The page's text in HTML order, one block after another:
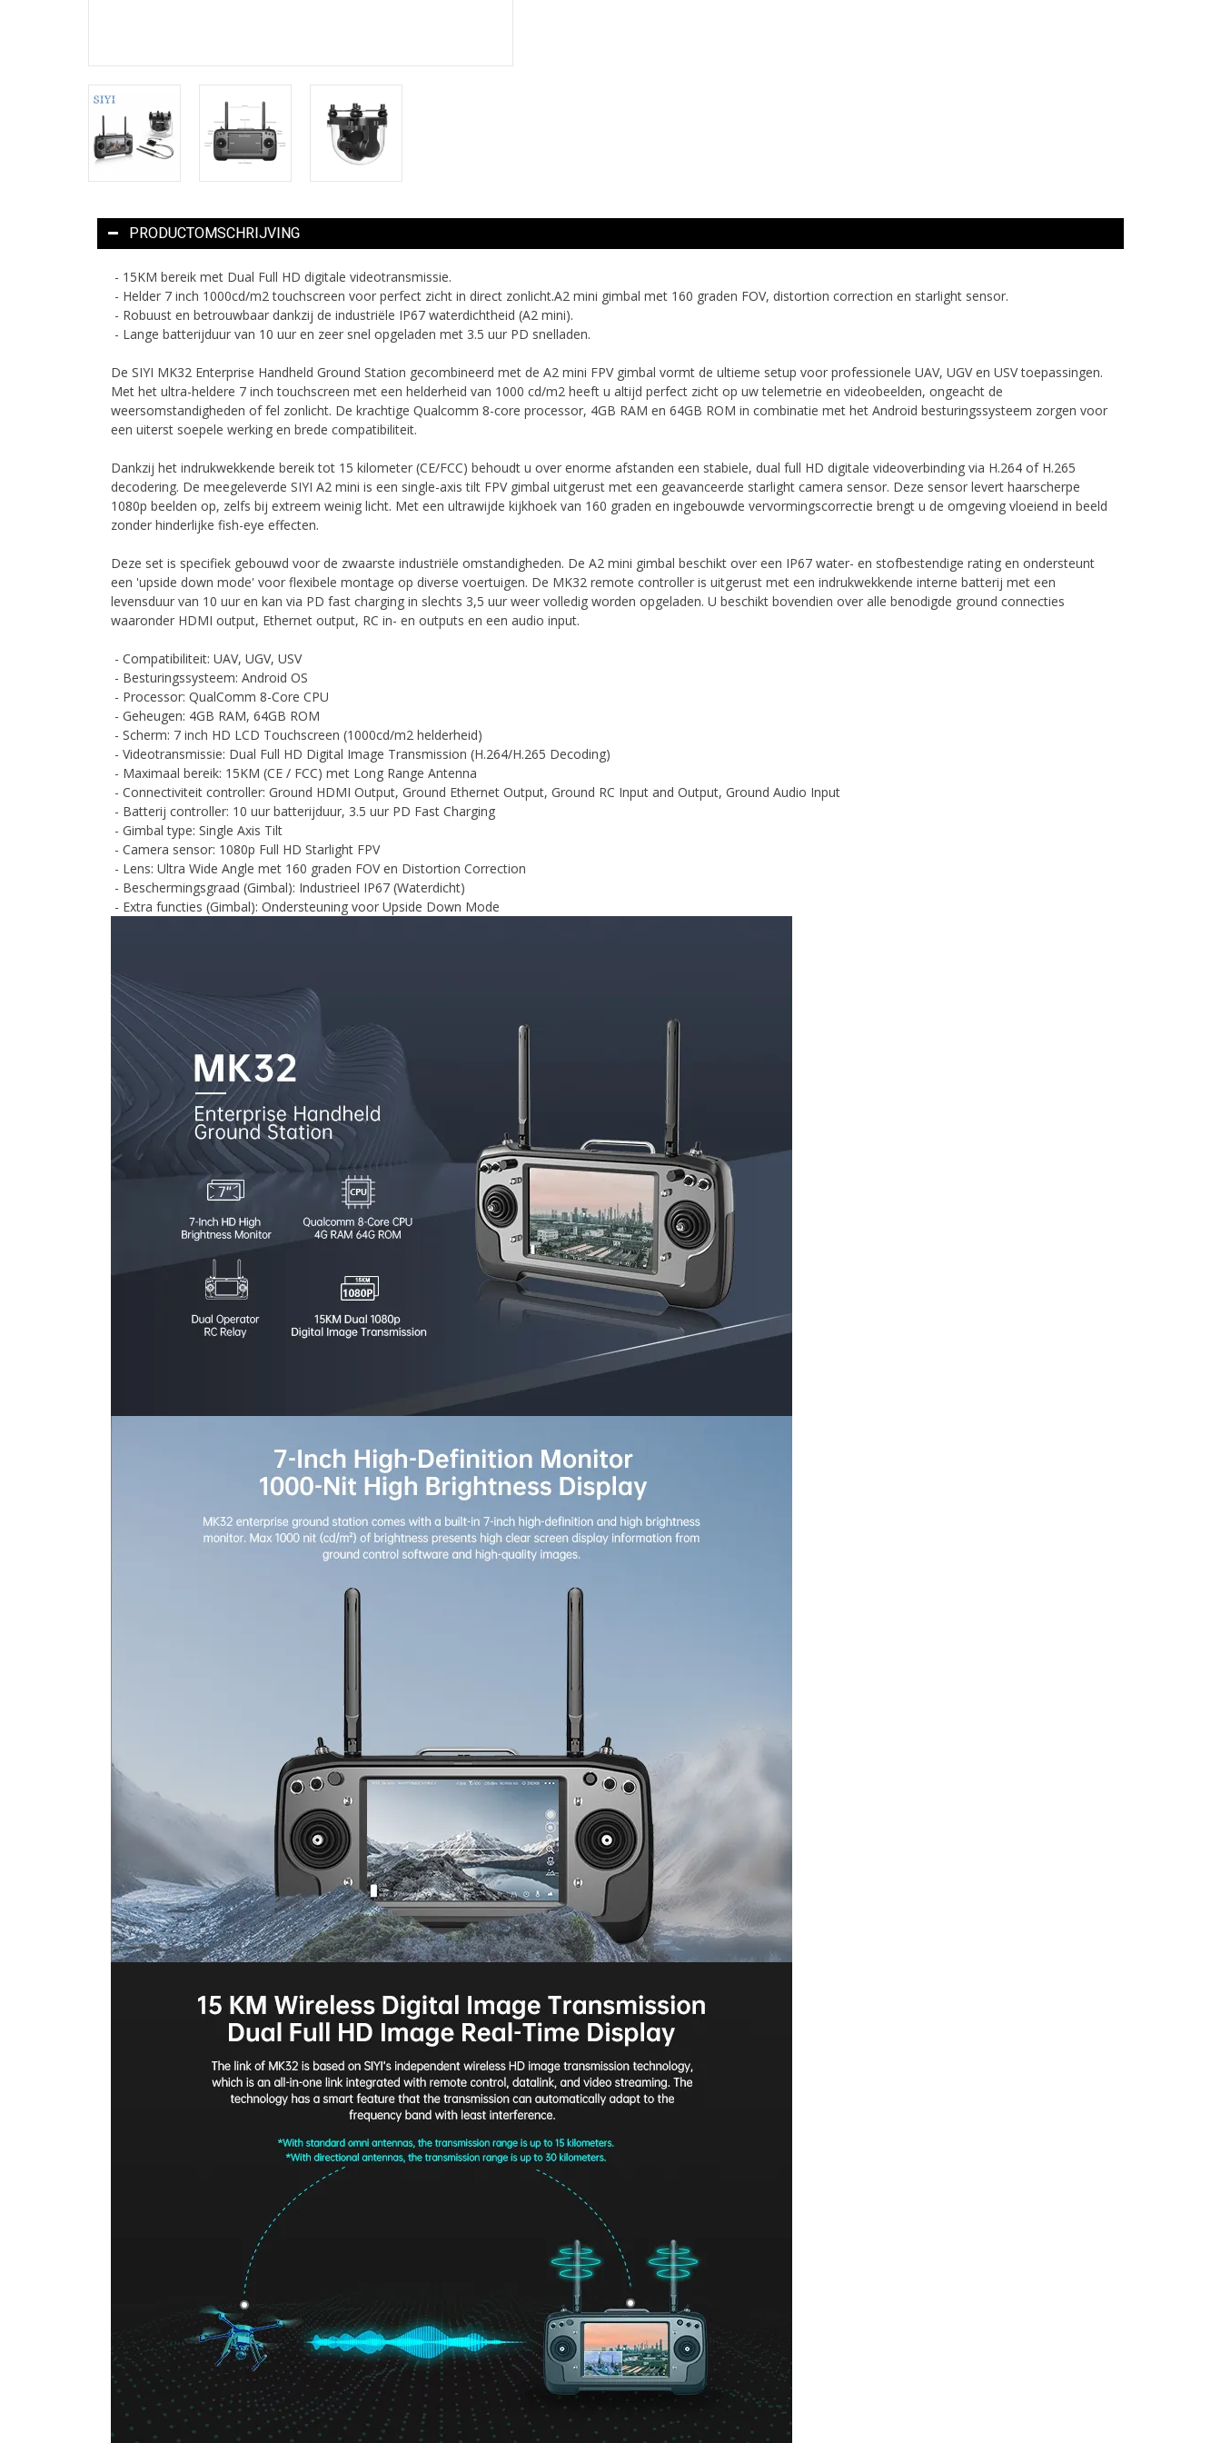
PRODUCTOMSCHRIJVING
- 15KM bereik met Dual Full HD digitale videotransmissie.
- Helder 7 inch 1000cd/m2 touchscreen voor perfect zicht in direct zonlicht.A2 mini gimbal met 160 graden FOV, distortion correction en starlight sensor.
- Robuust en betrouwbaar dankzij de industriële IP67 waterdichtheid (A2 mini).
- Lange batterijduur van 10 uur en zeer snel opgeladen met 3.5 uur PD snelladen.
De SIYI MK32 Enterprise Handheld Ground Station gecombineerd met de A2 mini FPV gimbal vormt de ultieme setup voor professionele UAV, UGV en USV toepassingen.
Met het ultra-heldere 7 inch touchscreen met een helderheid van 1000 cd/m2 heeft u altijd perfect zicht op uw telemetrie en videobeelden, ongeacht de
weersomstandigheden of fel zonlicht. De krachtige Qualcomm 8-core processor, 4GB RAM en 64GB ROM in combinatie met het Android besturingssysteem zorgen voor
een uiterst soepele werking en brede compatibiliteit.
Dankzij het indrukwekkende bereik tot 15 kilometer (CE/FCC) behoudt u over enorme afstanden een stabiele, dual full HD digitale videoverbinding via H.264 of H.265
decodering. De meegeleverde SIYI A2 mini is een single-axis tilt FPV gimbal uitgerust met een geavanceerde starlight camera sensor. Deze sensor levert haarscherpe
1080p beelden op, zelfs bij extreem weinig licht. Met een ultrawijde kijkhoek van 160 graden en ingebouwde vervormingscorrectie brengt u de omgeving vloeiend in beeld
zonder hinderlijke fish-eye effecten.
Deze set is specifiek gebouwd voor de zwaarste industriële omstandigheden. De A2 mini gimbal beschikt over een IP67 water- en stofbestendige rating en ondersteunt
een 'upside down mode' voor flexibele montage op diverse voertuigen. De MK32 remote controller is uitgerust met een indrukwekkende interne batterij met een
levensduur van 10 uur en kan via PD fast charging in slechts 3,5 uur weer volledig worden opgeladen. U beschikt bovendien over alle benodigde ground connecties
waaronder HDMI output, Ethernet output, RC in- en outputs en een audio input.
- Compatibiliteit: UAV, UGV, USV
- Besturingssysteem: Android OS
- Processor: QualComm 8-Core CPU
- Geheugen: 4GB RAM, 64GB ROM
- Scherm: 7 inch HD LCD Touchscreen (1000cd/m2 helderheid)
- Videotransmissie: Dual Full HD Digital Image Transmission (H.264/H.265 Decoding)
- Maximaal bereik: 15KM (CE / FCC) met Long Range Antenna
- Connectiviteit controller: Ground HDMI Output, Ground Ethernet Output, Ground RC Input and Output, Ground Audio Input
- Batterij controller: 10 uur batterijduur, 3.5 uur PD Fast Charging
- Gimbal type: Single Axis Tilt
- Camera sensor: 1080p Full HD Starlight FPV
- Lens: Ultra Wide Angle met 160 graden FOV en Distortion Correction
- Beschermingsgraad (Gimbal): Industrieel IP67 (Waterdicht)
- Extra functies (Gimbal): Ondersteuning voor Upside Down Mode